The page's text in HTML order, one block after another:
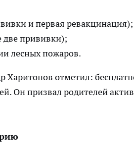
и первая ревакцинация);
две прививки);
лесных пожаров.
Харитонов отметил:
Он призвал родителей